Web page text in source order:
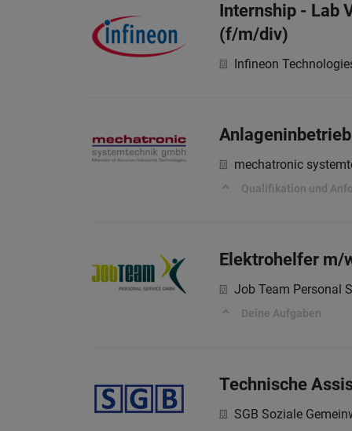
Internship - Lab
(f/m/div)
Infineon
mechatronic
Qualifikation und
Elektrohelfer m/
Job Team Personal
Deine Aufgaben
Technische
SGB Soziale